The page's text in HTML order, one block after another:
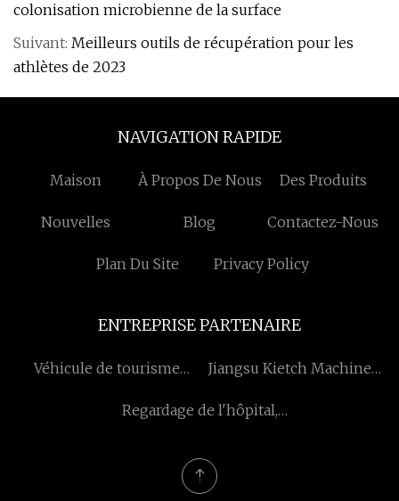
colonisation microbienne de la surface
Suivant: Meilleurs outils de récupération pour les
athlètes de 2023
NAVIGATION RAPIDE
Maison À Propos De Nous Des Produits
Nouvelles Blog Contactez-Nous
Plan Du Site Privacy Policy
ENTREPRISE PARTENAIRE
Véhicule de tourisme
Chine
Jiangsu Kietch Machines
Regardage de l'hôpital,
statique, plancher ESD,
plancher en PVC, feuilles